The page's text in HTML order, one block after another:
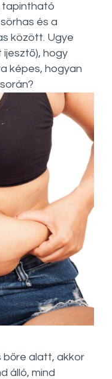
tapintható
és a
között. Ugye
ijesztő), hogy
képes, hogyan
bőre alatt, akkor
álló, mind